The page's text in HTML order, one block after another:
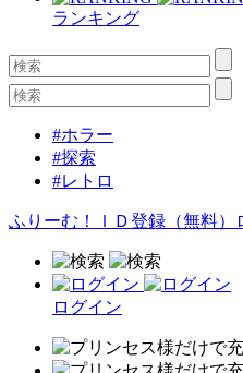
ランキング
#ホラー
#探索
#レトロ
ふりーむ！ＩＤ登録（無料）
ログイン